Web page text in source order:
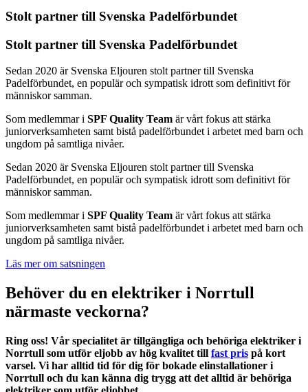
Stolt partner till Svenska Padelförbundet
Stolt partner till Svenska Padelförbundet
Sedan 2020 är Svenska Eljouren stolt partner till Svenska
Padelförbundet, en populär och sympatisk idrott som definitivt för
människor samman.
Som medlemmar i SPF Quality Team är vårt fokus att stärka
juniorverksamheten samt bistå padelförbundet i arbetet med barn och
ungdom på samtliga nivåer.
Sedan 2020 är Svenska Eljouren stolt partner till Svenska
Padelförbundet, en populär och sympatisk idrott som definitivt för
människor samman.
Som medlemmar i SPF Quality Team är vårt fokus att stärka
juniorverksamheten samt bistå padelförbundet i arbetet med barn och
ungdom på samtliga nivåer.
Läs mer om satsningen
Behöver du en elektriker i Norrtull
närmaste veckorna?
Ring oss! Vår specialitet är tillgängliga och behöriga elektriker i
Norrtull som utför eljobb av hög kvalitet till fast pris på kort
varsel. Vi har alltid tid för dig för bokade elinstallationer i
Norrtull och du kan känna dig trygg att det alltid är behöriga